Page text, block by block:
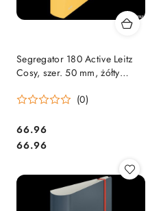
Segregator 180 Active Leitz
Cosy, szer. 50 mm, żółty
(0)
Cena:
66.96
Cena:
66.96